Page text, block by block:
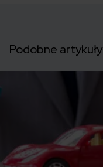
Podobne artykuły